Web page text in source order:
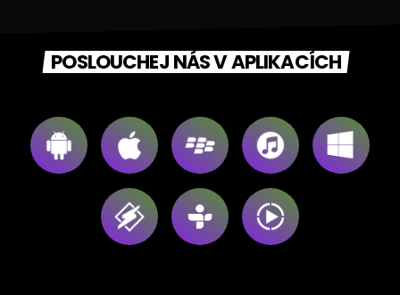
POSLOUCHEJ NÁS V APLIKACÍCH